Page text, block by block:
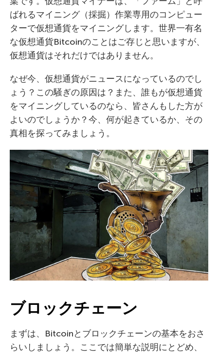
ばれるマイニング（採掘）作業専用のコンピュー
ターで仮想通貨をマイニングします。世界一有名
な仮想通貨Bitcoinのことはご存じと思いますが、
仮想通貨はそれだけではありません。
なぜ今、仮想通貨がニュースになっているのでし
ょう？この騒ぎの原因は？また、誰もが仮想通貨
をマイニングしているのなら、皆さんもした方が
よいのでしょうか？今、何が起きているか、その
真相を探ってみましょう。
ブロックチェーン
まずは、Bitcoinとブロックチェーンの基本をおさ
らいしましょう。ここでは簡単な説明にとどめ、